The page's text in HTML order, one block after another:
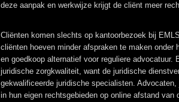
deze aanpak en werkwijze krijgt de cliënt meer
Cliënten komen slechts op kantoorbezoek bij
cliënten hoeven minder afspraken te maken
en goedkoop alternatief voor reguliere
juridische zorgkwaliteit, want de juridische
gekwalificeerde juridische specialisten.
in hun eigen rechtsgebieden op online afstand